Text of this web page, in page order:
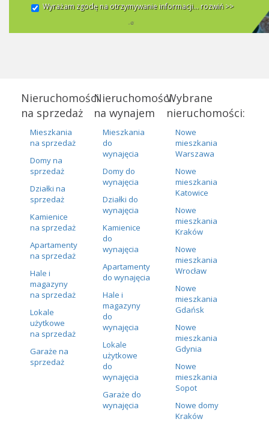
Wyrażam zgodę na otrzymywanie informacji... rozwiń >>
Nieruchomości
na sprzedaż
Mieszkania
na sprzedaż
Domy na
sprzedaż
Działki na
sprzedaż
Kamienice
na sprzedaż
Apartamenty
na sprzedaż
Hale i
magazyny
na sprzedaż
Lokale
użytkowe
na sprzedaż
Garaże na
sprzedaż
Nieruchomości
na wynajem
Mieszkania
do
wynajęcia
Domy do
wynajęcia
Działki do
wynajęcia
Kamienice
do
wynajęcia
Apartamenty
do wynajęcia
Hale i
magazyny
do
wynajęcia
Lokale
użytkowe
do
wynajęcia
Garaże do
wynajęcia
Wybrane
nieruchomości:
Nowe
mieszkania
Warszawa
Nowe
mieszkania
Katowice
Nowe
mieszkania
Kraków
Nowe
mieszkania
Wrocław
Nowe
mieszkania
Gdańsk
Nowe
mieszkania
Gdynia
Nowe
mieszkania
Sopot
Nowe domy
Kraków